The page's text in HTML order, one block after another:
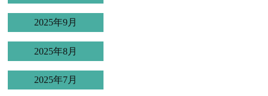
2025年9月
2025年8月
2025年7月